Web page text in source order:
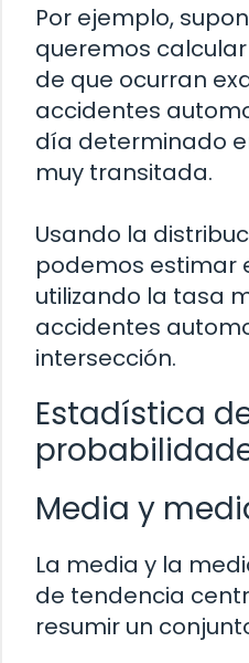
Por ejemplo,
queremos
de que ocurran
accidentes
día determinado
muy transitada.
Usando la
podemos estimar
utilizando la tasa
accidentes
intersección.
Estadística
Media y
La media y la
de tendencia
resumir un